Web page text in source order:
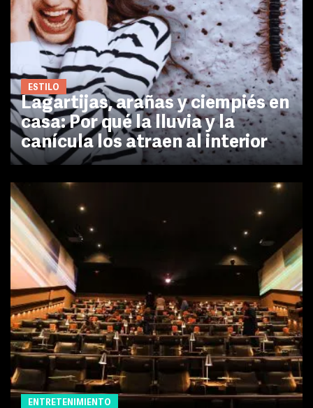
ESTILO
Lagartijas, arañas y ciempiés en
casa: Por qué la lluvia y la
canícula los atraen al interior
ENTRETENIMIENTO